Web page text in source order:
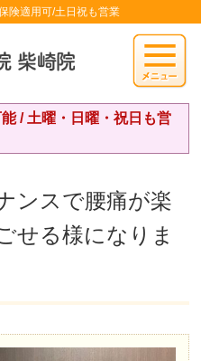
険適用可/土日祝も営業
/ 土曜・日曜・祝日も営
ンスで腰痛が楽
せる様になりま